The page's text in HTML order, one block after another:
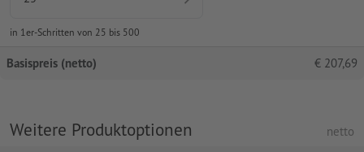
in 1er-Schritten von 25 bis 500
Basispreis (netto) € 207,69
Weitere Produktoptionen netto